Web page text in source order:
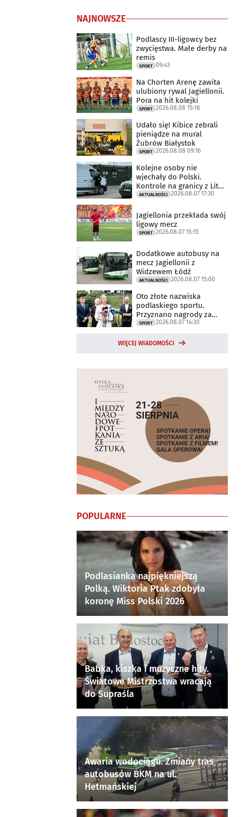
NAJNOWSZE
Podlascy III-ligowcy bez
zwycięstwa. Małe derby na
remis
SPORT 09:43
Na Chorten Arenę zawita
ulubiony rywal Jagiellonii.
Pora na hit kolejki
SPORT 2026.08.08 15:18
Udało się! Kibice zebrali
pieniądze na mural
Żubrów Białystok
SPORT 2026.08.08 09:16
Kolejne osoby nie
wjechały do Polski.
Kontrole na granicy z Litwą
trwają
AKTUALNOŚCI 2026.08.07 17:30
Jagiellonia przekłada swój
ligowy mecz
SPORT 2026.08.07 15:15
Dodatkowe autobusy na
mecz Jagiellonii z
Widzewem Łódź
AKTUALNOŚCI 2026.08.07 15:00
Oto złote nazwiska
podlaskiego sportu.
Przyznano nagrody za
2025 rok
SPORT 2026.08.07 14:30
WIĘCEJ WIADOMOŚCI
POPULARNE
Podlasianka najpiękniejszą
Polką. Wiktoria Ptak zdobyła
koronę Miss Polski 2026
Babka, kiszka i muzyczne hity.
Światowe Mistrzostwa wracają
do Supraśla
Awaria wodociągu. Zmiany tras
autobusów BKM na ul.
Hetmańskiej